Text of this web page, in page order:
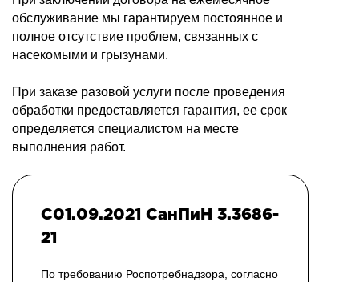
обслуживание мы гарантируем постоянное и
полное отсутствие проблем, связанных с
насекомыми и грызунами.
При заказе разовой услуги после проведения
обработки предоставляется гарантия, ее срок
определяется специалистом на месте
выполнения работ.
С01.09.2021 СанПиН 3.3686-
21
По требованию Роспотребнадзора, согласно